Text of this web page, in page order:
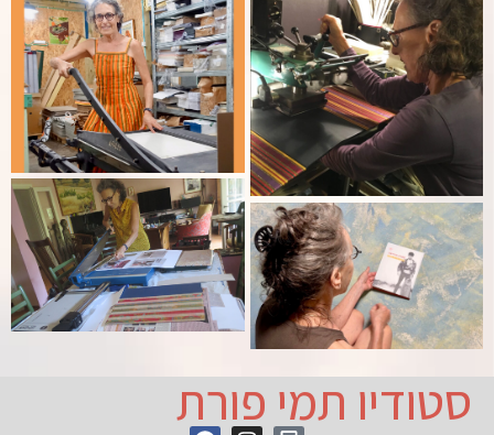
סטודיו תמי פורת